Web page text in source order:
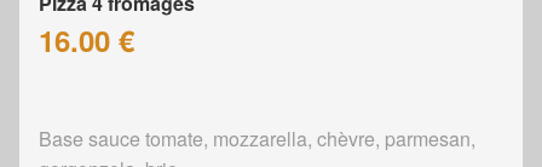
16.00 €
Base sauce tomate, mozzarella, chèvre, parmesan,